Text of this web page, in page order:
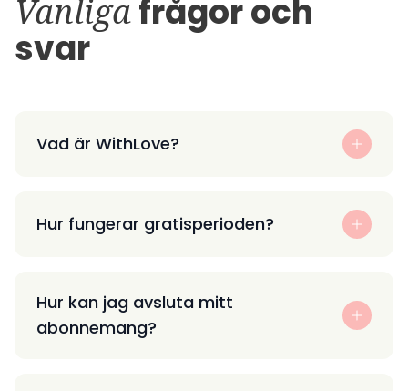
Vanligafrågor och
svar
Vad är WithLove?
Hur fungerar gratisperioden?
Hur kan jag avsluta mitt
abonnemang?